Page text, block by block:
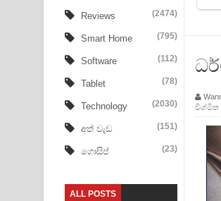
Aye Lanweela Song
Ala purannata Song
FEVER DREAM Lyrics -
BTS : Hooligan Lyrics
Apa Hamuwee Song
PATHINIYE Song
Sorry Sir Song Lyrics -
Reviews (2474)
Smart Home (795)
Software (112)
Tablet (78)
Technology (2030)
අත් වැඩ (151)
ගොසිප් (23)
ALL POSTS